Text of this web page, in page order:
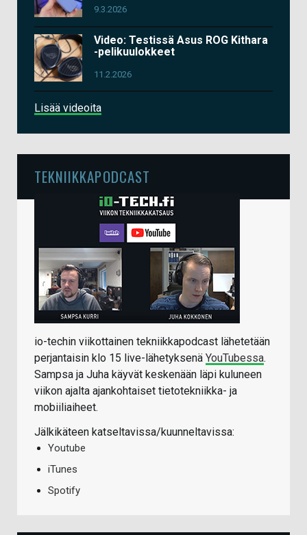
9.3.2026
Video: Testissä Asus ROG Kithara
-pelikuulokkeet
11.2.2026
Lisää videoita
TEKNIIKKAPODCAST
io-techin viikottainen tekniikkapodcast lähetetään
perjantaisin klo 15 live-lähetyksenä YouTubessa.
Sampsa ja Juha käyvät keskenään läpi kuluneen
viikon ajalta ajankohtaiset tietotekniikka- ja
mobiiliaiheet.
Jälkikäteen katseltavissa/kuunneltavissa:
Youtube
iTunes
Spotify